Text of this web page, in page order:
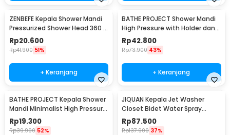
ZENBEFE Kepala Shower Mandi
Pressurized Shower Head 360 -
ZE360
Rp20.600
Rp41.900 51%
+ Keranjang
BATHE PROJECT Shower Mandi
High Pressure with Holder dan
Selang - K003
Rp42.800
Rp73.900 43%
+ Keranjang
BATHE PROJECT Kepala Shower
Mandi Minimalist High Pressure
5 Mode - K003
Rp19.300
Rp39.900 52%
JIQUAN Kepala Jet Washer
Closet Bidet Water Spray
Stainless Steel - T103
Rp87.500
Rp137.900 37%